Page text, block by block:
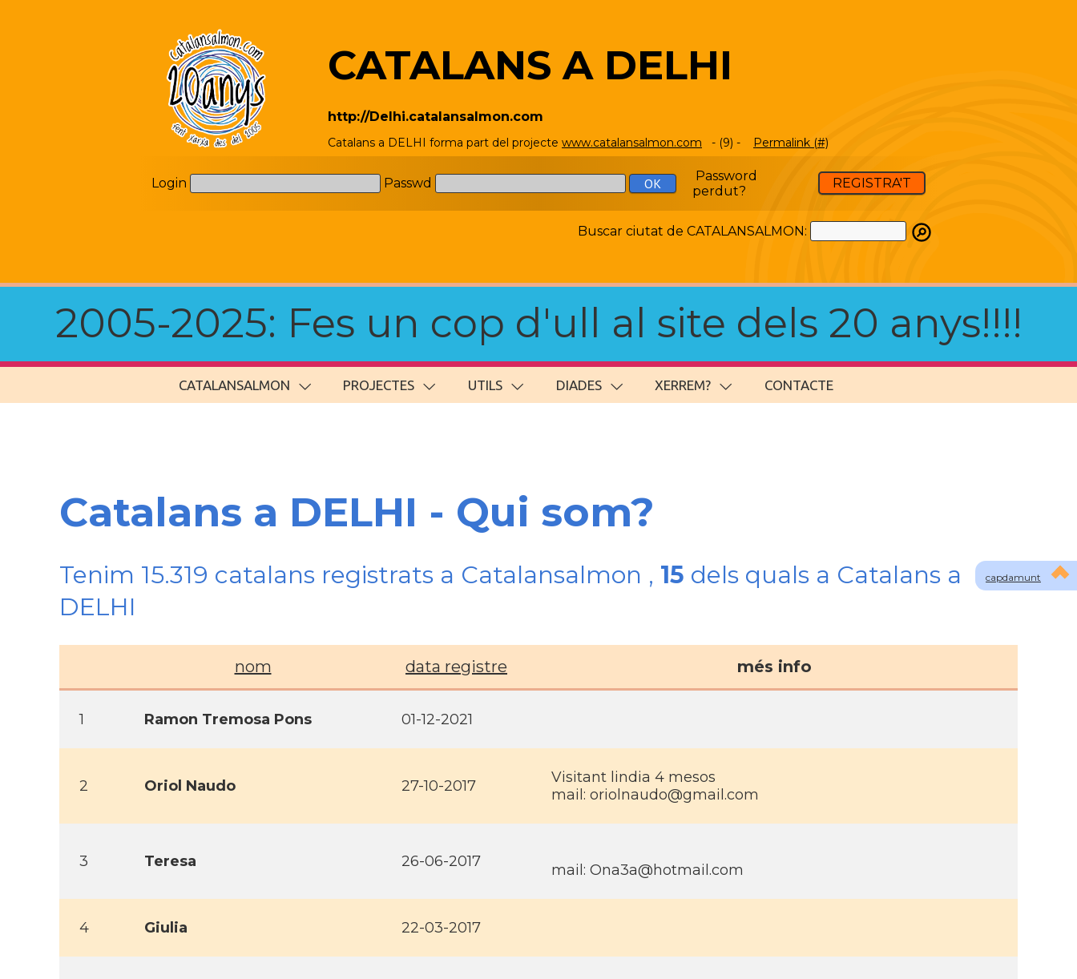
CATALANS A DELHI
http://Delhi.catalansalmon.com
Catalans a DELHI forma part del projecte www.catalansalmon.com - (9) - Permalink (#)
Login Passwd
Password
perdut?
REGISTRA'T
Buscar ciutat de CATALANSALMON:
2005-2025: Fes un cop d'ull al site dels 20 anys!!!!
CATALANSALMON PROJECTES UTILS DIADES XERREM? CONTACTE
capdamunt
Catalans a DELHI - Qui som?
Tenim 15.319 catalans registrats a Catalansalmon , 15 dels quals a Catalans a
DELHI
nom data registre més info
1 Ramon Tremosa Pons 01-12-2021
2 Oriol Naudo 27-10-2017
Visitant lindia 4 mesos
mail: oriolnaudo@gmail.com
3 Teresa 26-06-2017 mail: Ona3a@hotmail.com
4 Giulia 22-03-2017